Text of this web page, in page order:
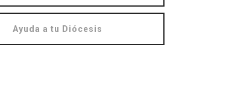
Ayuda a tu Diócesis